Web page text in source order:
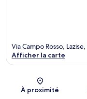
Via Campo Rosso, Lazise,
Afficher la carte
À proximité